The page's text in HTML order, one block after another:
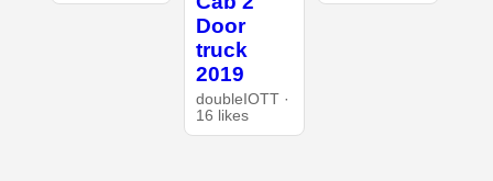
Door
truck
2019
doubleIOTT ·
16 likes